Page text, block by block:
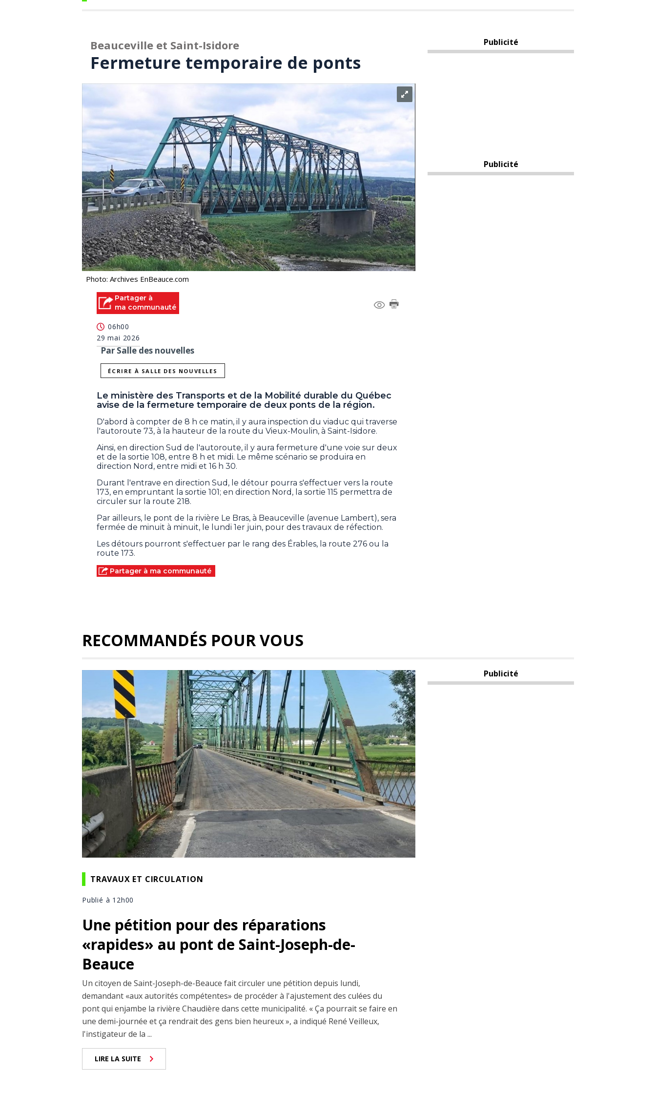
Beauceville et Saint-Isidore
Fermeture temporaire de ponts
Photo: Archives EnBeauce.com
Partager à
ma communauté
06h00
29 mai 2026
Par Salle des nouvelles
ÉCRIRE À SALLE DES NOUVELLES
Le ministère des Transports et de la Mobilité durable du Québec
avise de la fermeture temporaire de deux ponts de la région.
D'abord à compter de 8 h ce matin, il y aura inspection du viaduc qui traverse
l'autoroute 73, à la hauteur de la route du Vieux-Moulin, à Saint-Isidore.
Ainsi, en direction Sud de l'autoroute, il y aura fermeture d'une voie sur deux
et de la sortie 108, entre 8 h et midi. Le même scénario se produira en
direction Nord, entre midi et 16 h 30.
Durant l'entrave en direction Sud, le détour pourra s'effectuer vers la route
173, en empruntant la sortie 101; en direction Nord, la sortie 115 permettra de
circuler sur la route 218.
Par ailleurs, le pont de la rivière Le Bras, à Beauceville (avenue Lambert), sera
fermée de minuit à minuit, le lundi 1er juin, pour des travaux de réfection.
Les détours pourront s'effectuer par le rang des Érables, la route 276 ou la
route 173.
Partager à ma communauté
Publicité
Publicité
RECOMMANDÉS POUR VOUS
TRAVAUX ET CIRCULATION
Publié à 12h00
Une pétition pour des réparations
«rapides» au pont de Saint-Joseph-de-
Beauce
Un citoyen de Saint-Joseph-de-Beauce fait circuler une pétition depuis lundi,
demandant «aux autorités compétentes» de procéder à l'ajustement des culées du
pont qui enjambe la rivière Chaudière dans cette municipalité. « Ça pourrait se faire en
une demi-journée et ça rendrait des gens bien heureux », a indiqué René Veilleux,
l'instigateur de la ...
LIRE LA SUITE
Publicité